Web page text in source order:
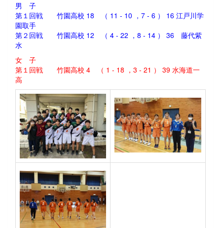
男 子
第１回戦 竹園高校 18 （ 11 - 10 ，7 - 6 ） 16 江戸川学
園取手
第２回戦 竹園高校 12 （ 4 - 22 ，8 - 14 ） 36 藤代紫
水
女 子
第１回戦 竹園高校 4 （ 1 - 18 ，3 - 21 ） 39 水海道一
高